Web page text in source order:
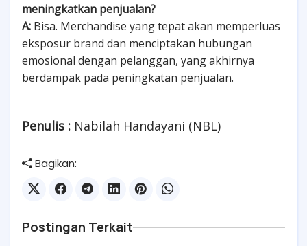
meningkatkan penjualan?
A: Bisa. Merchandise yang tepat akan memperluas
eksposur brand dan menciptakan hubungan
emosional dengan pelanggan, yang akhirnya
berdampak pada peningkatan penjualan.
Penulis : Nabilah Handayani (NBL)
Bagikan:
Postingan Terkait